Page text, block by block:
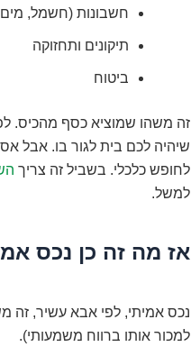
חשבונות (חשמל,
תיקונים ותחזוקה
ביטוח
זה משהו שמוציא כסף מהכיס.
שיהיה לכם בית לגור בו. אבל
לחופש כלכלי. בשביל זה צריך
למשל.
אז מה זה כן נכס
נכס אמיתי, לפי אבא עשיר, זה
למכור אותו ברווח משמעותי).